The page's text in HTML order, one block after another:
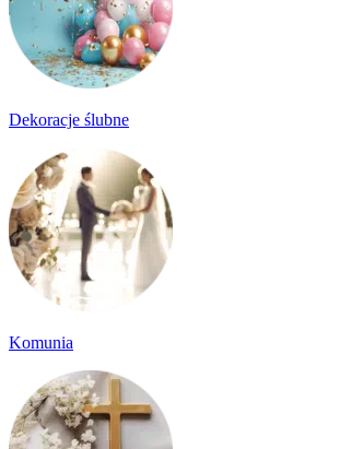
Dekoracje ślubne
Komunia